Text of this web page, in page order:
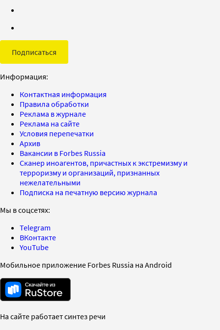
Подписаться
Информация:
Контактная информация
Правила обработки
Реклама в журнале
Реклама на сайте
Условия перепечатки
Архив
Вакансии в Forbes Russia
Сканер иноагентов, причастных к экстремизму и
терроризму и организаций, признанных
нежелательными
Подписка на печатную версию журнала
Мы в соцсетях:
Telegram
ВКонтакте
YouTube
Мобильное приложение Forbes Russia на Android
На сайте работает синтез речи